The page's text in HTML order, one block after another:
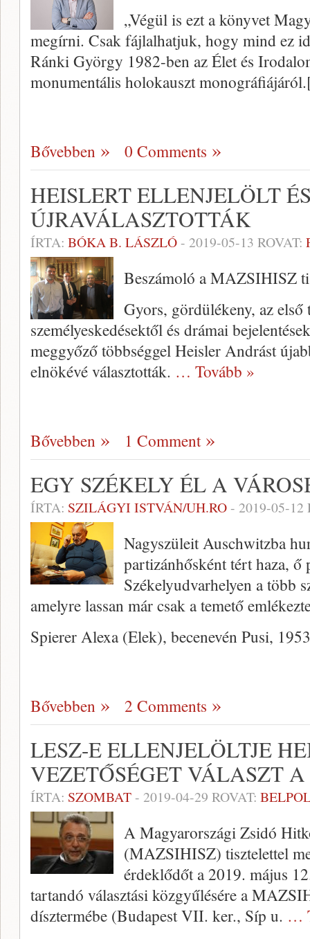
„Végül is ezt a könyvet
megírni. Csak fájlalhatjuk, hogy mind ez
Ránki György 1982-ben az Élet és
monumentális holokauszt
Bővebben 0 Comments
HEISLERT ELLENJELÖLT
ÚJRAVÁLASZTOTTÁK
ÍRTA: BÓKA B. LÁSZLÓ- 2019-05-13 ROVAT:
Beszámoló a MAZSIHISZ
Gyors, gördülékeny, az
személyeskedésektől és drámai
meggyőző többséggel Heisler Andrást
elnökévé választották. … Tovább »
Bővebben 1 Comment
EGY SZÉKELY ÉL A
ÍRTA: SZILÁGYI ISTVÁN/UH.RO- 2019-05-12
Nagyszüleit Auschwitzba
partizánhősként tért haza,
Székelyudvarhelyen a több
amelyre lassan már csak a temető
Spierer Alexa (Elek), becenevén Pusi,
Bővebben 2 Comments
LESZ-E ELLENJELÖLTJE
VEZETŐSÉGET VÁLASZT
ÍRTA: SZOMBAT- 2019-04-29 ROVAT:
A Magyarországi Zsidó
(MAZSIHISZ) tisztelettel
érdeklődőt a 2019. május
tartandó választási közgyűlésére a
dísztermébe (Budapest VII. ker., Síp u. …